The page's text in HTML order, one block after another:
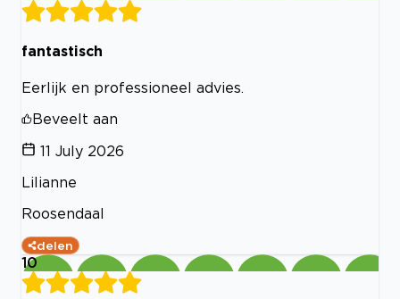
fantastisch
Eerlijk en professioneel advies.
Beveelt aan
11 July 2026
Lilianne
Roosendaal
delen
10